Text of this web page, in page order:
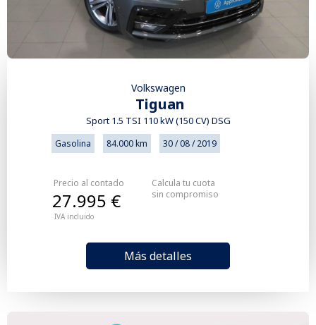
Volkswagen
Tiguan
Sport 1.5 TSI 110 kW (150 CV) DSG
Gasolina 84.000 km 30 / 08 / 2019
Precio al contado
IVA incluido
27.995 €
Más detalles
Calcula tu cuota
sin compromiso